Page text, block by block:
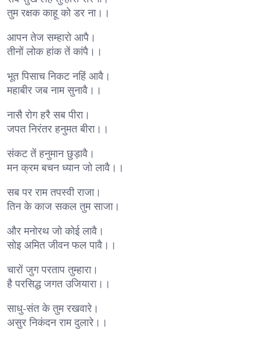
तुम रक्षक काहू को डर ना।।
आपन तेज सम्हारो आपै।
तीनों लोक हांक तें कांपै।।
भूत पिसाच निकट नहिं आवै।
महाबीर जब नाम सुनावै।।
नासै रोग हरै सब पीरा।
जपत निरंतर हनुमत बीरा।।
संकट तें हनुमान छुड़ावै।
मन क्रम बचन ध्यान जो लावै।।
सब पर राम तपस्वी राजा।
तिन के काज सकल तुम साजा।
और मनोरथ जो कोई लावै।
सोइ अमित जीवन फल पावै।।
चारों जुग परताप तुम्हारा।
है परसिद्ध जगत उजियारा।।
साधु-संत के तुम रखवारे।
असुर निकंदन राम दुलारे।।